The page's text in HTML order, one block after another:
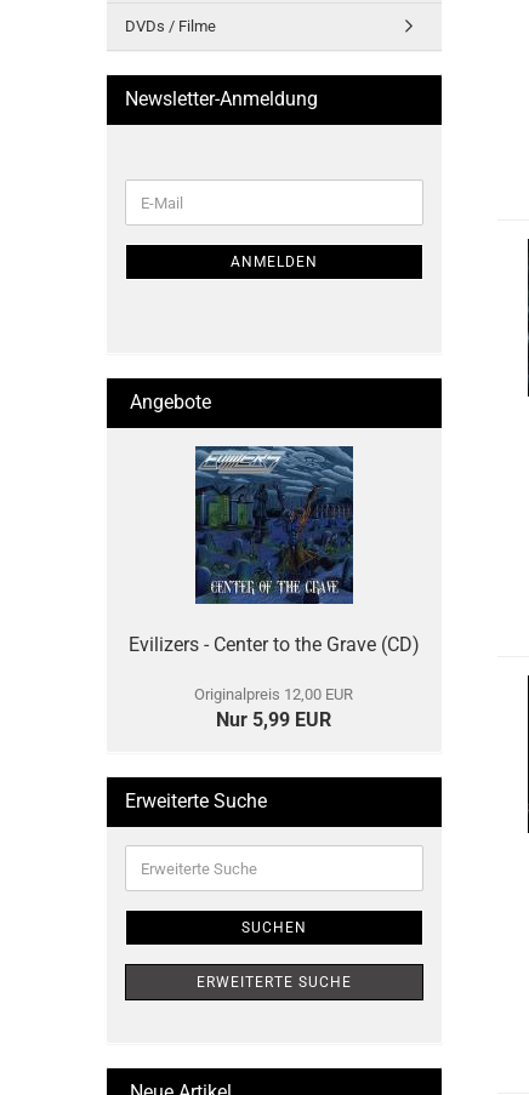
DVDs / Filme
Newsletter-Anmeldung
ZUR
E-
Mail
ANMELDEN
Angebote
Evilizers - Center to the Grave (CD)
Originalpreis 12,00 EUR
Nur 5,99 EUR
Erweiterte Suche
Suche
SUCHEN
ERWEITERTE SUCHE